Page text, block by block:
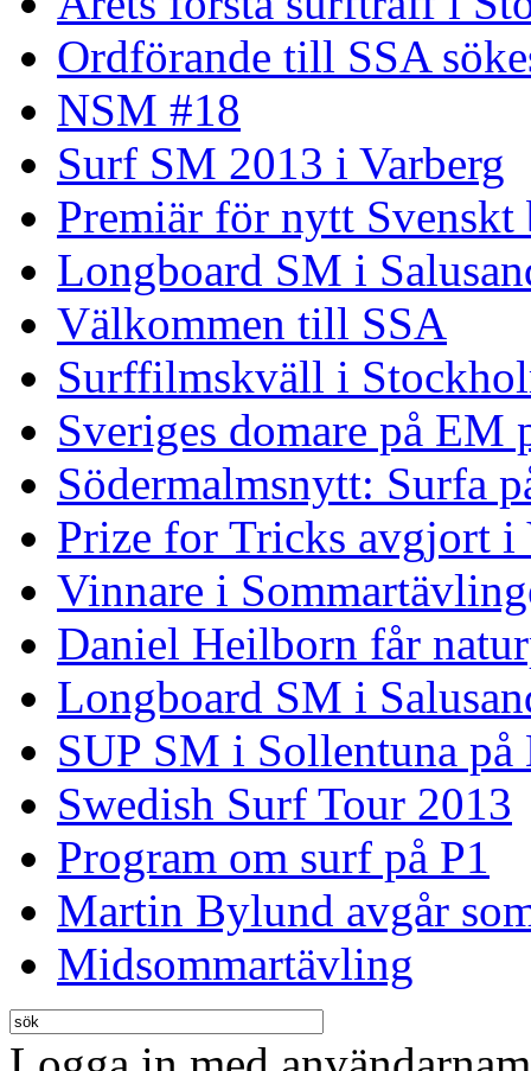
Ordförande till SSA
NSM #18
Surf SM 2013 i Varberg
Premiär för nytt Svenskt
Longboard SM i
Välkommen till SSA
Surffilmskväll i
Sveriges domare på EM
Södermalmsnytt: Surfa
Prize for Tricks avgjort i
Vinnare i
Daniel Heilborn får
Longboard SM i
SUP SM i Sollentuna på
Swedish Surf Tour 2013
Program om surf på P1
Martin Bylund avgår
Midsommartävling